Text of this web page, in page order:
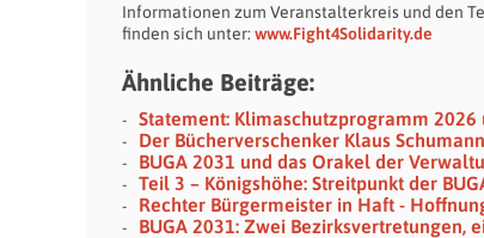
Informationen zum Veranstalterkreis und den
finden sich unter: www.Fight4Solidarity.de
Ähnliche Beiträge:
Statement: Klimaschutzprogramm 2026
Der Bücherverschenker Klaus Schumann
BUGA 2031 und das Orakel der
Teil 3 – Königshöhe: Streitpunkt der
Rechter Bürgermeister in Haft -
BUGA 2031: Zwei Bezirksvertretungen,